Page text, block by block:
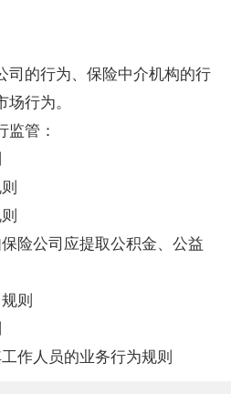
的行为、保险中介机构的行
行为。
管：
公司应提取公积金、公益
则
人员的业务行为规则